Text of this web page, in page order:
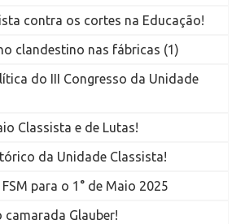
contra os cortes na Educação!
clandestino nas fábricas (1)
do III Congresso da Unidade
Classista e de Lutas!
da Unidade Classista!
para o 1° de Maio 2025
Glauber!